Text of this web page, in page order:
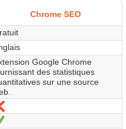
Chrome SEO
Google Chrome
des statistiques
sur une source
Non